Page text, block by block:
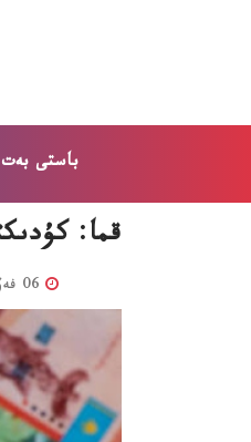
باستى بەت
قما: كۇدىكتى